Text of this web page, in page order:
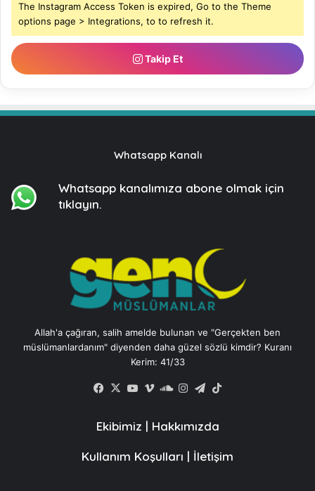
The Instagram Access Token is expired, Go to the Theme
options page > Integrations, to to refresh it.
Takip Et
Whatsapp Kanalı
Whatsapp kanalımıza abone olmak için
tıklayın.
Allah'a çağıran, salih amelde bulunan ve "Gerçekten ben
müslümanlardanım" diyenden daha güzel sözlü kimdir? Kuranı
Kerim: 41/33
Facebook
X YouTube
VimeoSoundCloud
Instagram
Telegram
Ekibimiz | Hakkımızda
Kullanım Koşulları | İletişim